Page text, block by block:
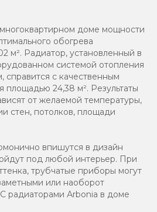
доме мощности
обогрева
м². Радиатор, установленный в
системой отопления
справится с качественным
24,38 м². Результаты
от желаемой температуры,
стен, потолков, площади
впишутся в дизайн
под любой интерьер. При
трубчатые приборы могут
или наоборот
радиаторами Аrbonia в доме